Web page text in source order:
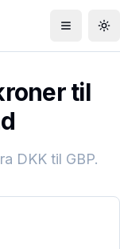
Åbn menu
til
DKKtil GBP.